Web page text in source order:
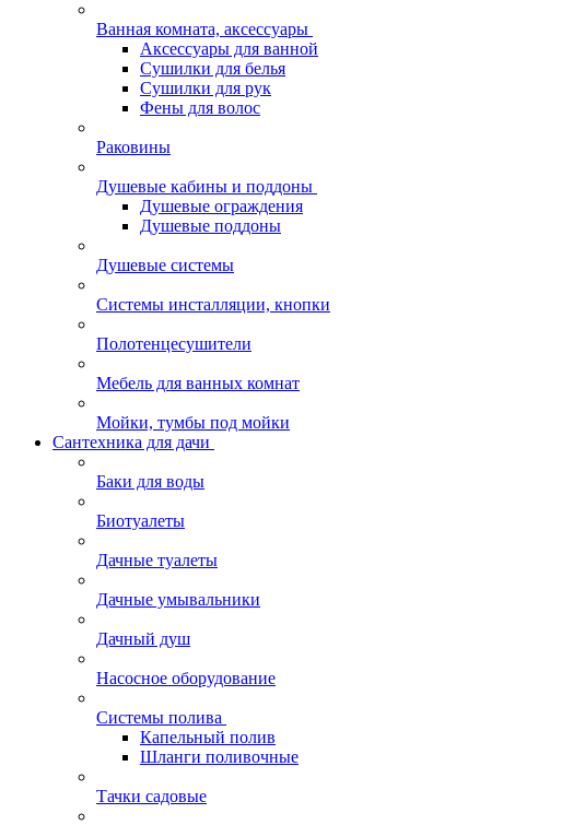
Ванная комната, аксессуары
Аксессуары для ванной
Сушилки для белья
Сушилки для рук
Фены для волос
Раковины
Душевые кабины и поддоны
Душевые ограждения
Душевые поддоны
Душевые системы
Системы инсталляции, кнопки
Полотенцесушители
Мебель для ванных комнат
Мойки, тумбы под мойки
Сантехника для дачи
Баки для воды
Биотуалеты
Дачные туалеты
Дачные умывальники
Дачный душ
Насосное оборудование
Системы полива
Капельный полив
Шланги поливочные
Тачки садовые